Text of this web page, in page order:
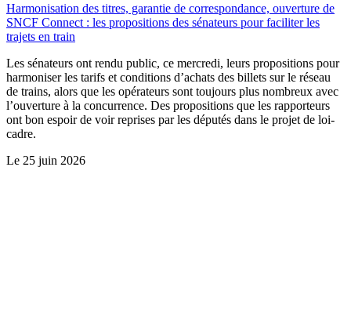
Harmonisation des titres, garantie de correspondance, ouverture de
SNCF Connect : les propositions des sénateurs pour faciliter les
trajets en train
Les sénateurs ont rendu public, ce mercredi, leurs propositions pour
harmoniser les tarifs et conditions d’achats des billets sur le réseau
de trains, alors que les opérateurs sont toujours plus nombreux avec
l’ouverture à la concurrence. Des propositions que les rapporteurs
ont bon espoir de voir reprises par les députés dans le projet de loi-
cadre.
Le 25 juin 2026